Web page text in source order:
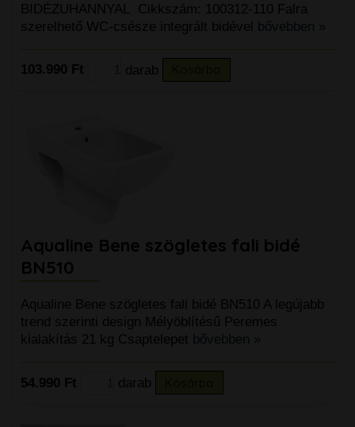
BIDÉZUHANNYAL Cikkszám: 100312-110 Falra
szerelhető WC-csésze integrált bidével
bővebben »
103.990 Ft darab
Aqualine Bene szögletes fali bidé
BN510
Aqualine Bene szögletes fali bidé BN510 A legújabb
trend szerinti design Mélyöblítésű Peremes
kialakítás 21 kg Csaptelepet bővebben »
54.990 Ft darab